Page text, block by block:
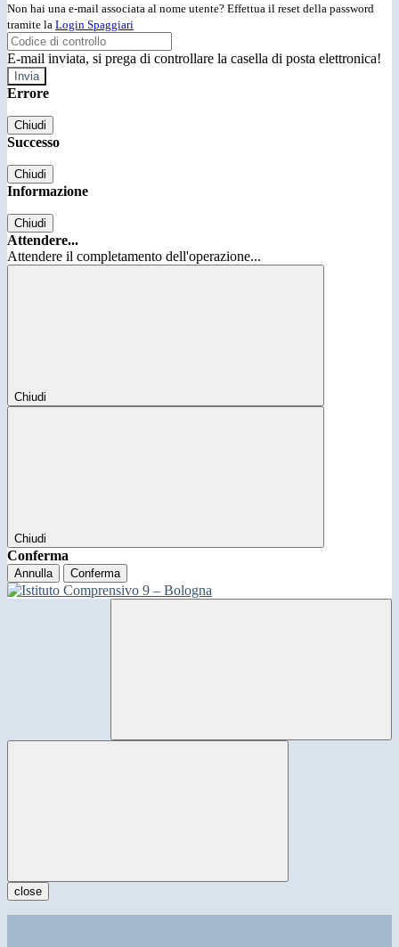
Non hai una e-mail associata al nome utente? Effettua il reset della password
tramite la Login Spaggiari
E-mail inviata, si prega di controllare la casella di posta elettronica!
Errore
Chiudi
Successo
Chiudi
Informazione
Chiudi
Attendere...
Attendere il completamento dell'operazione...
Chiudi
Chiudi
Conferma
Annulla Conferma
close